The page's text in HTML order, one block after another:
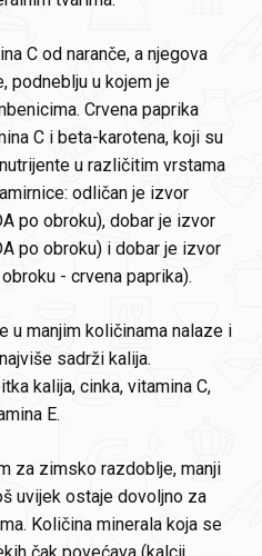
C od naranče, a njegova
podneblju u kojem je
Crvena paprika
C i beta-karotena, koji su
u različitim vrstama
odličan je izvor
po obroku), dobar je izvor
po obroku) i dobar je izvor
- crvena paprika).
u manjim količinama nalaze i
sadrži kalija.
kalija, cinka, vitamina C,
E.
za zimsko razdoblje, manji
uvijek ostaje dovoljno za
Količina minerala koja se